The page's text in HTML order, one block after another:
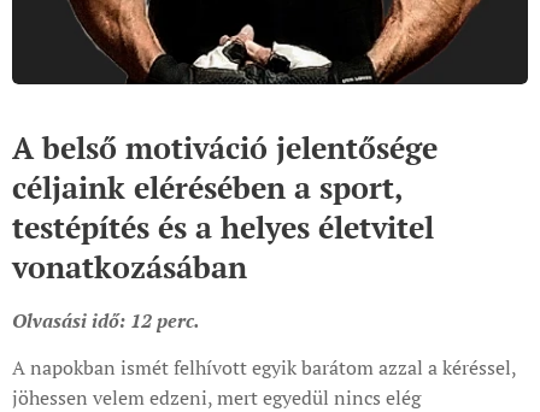
A belső motiváció jelentősége
céljaink elérésében a sport,
testépítés és a helyes életvitel
vonatkozásában
Olvasási idő: 12 perc.
A napokban ismét felhívott egyik barátom azzal a kéréssel,
jöhessen velem edzeni, mert egyedül nincs elég